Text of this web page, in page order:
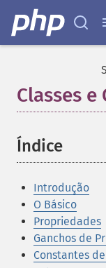
Classes
Índice
Introdução
O Básico
Propriedades
Ganchos de
Constantes